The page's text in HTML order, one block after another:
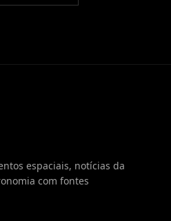
espaciais, notícias da
com fontes